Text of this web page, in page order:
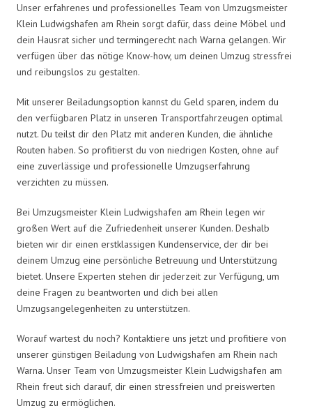
Unser erfahrenes und professionelles Team von Umzugsmeister
Klein Ludwigshafen am Rhein sorgt dafür, dass deine Möbel und
dein Hausrat sicher und termingerecht nach Warna gelangen. Wir
verfügen über das nötige Know-how, um deinen Umzug stressfrei
und reibungslos zu gestalten.
Mit unserer Beiladungsoption kannst du Geld sparen, indem du
den verfügbaren Platz in unseren Transportfahrzeugen optimal
nutzt. Du teilst dir den Platz mit anderen Kunden, die ähnliche
Routen haben. So profitierst du von niedrigen Kosten, ohne auf
eine zuverlässige und professionelle Umzugserfahrung
verzichten zu müssen.
Bei Umzugsmeister Klein Ludwigshafen am Rhein legen wir
großen Wert auf die Zufriedenheit unserer Kunden. Deshalb
bieten wir dir einen erstklassigen Kundenservice, der dir bei
deinem Umzug eine persönliche Betreuung und Unterstützung
bietet. Unsere Experten stehen dir jederzeit zur Verfügung, um
deine Fragen zu beantworten und dich bei allen
Umzugsangelegenheiten zu unterstützen.
Worauf wartest du noch? Kontaktiere uns jetzt und profitiere von
unserer günstigen Beiladung von Ludwigshafen am Rhein nach
Warna. Unser Team von Umzugsmeister Klein Ludwigshafen am
Rhein freut sich darauf, dir einen stressfreien und preiswerten
Umzug zu ermöglichen.